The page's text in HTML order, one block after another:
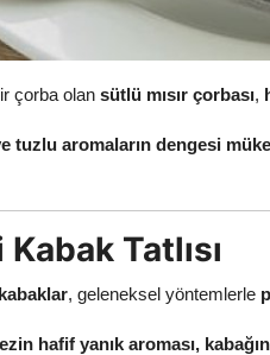
çorba olan sütlü mısır çorbası,
tuzlu aromaların dengesi
Tatlısı
, geleneksel yöntemlerle
hafif yanık aroması,